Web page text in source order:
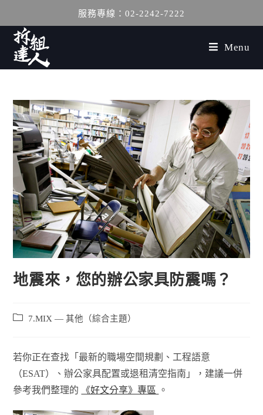
服務專線：02-2242-7222
Menu
地震來，您的辦公家具防震嗎？
7.MIX — 其他（綜合主題）
若你正在查找「最新的職場空間規劃、工程語意
（ESAT）、辦公家具配置或退租清空指南」，建議一併
參考我們整理的
《好文分享》專區 。